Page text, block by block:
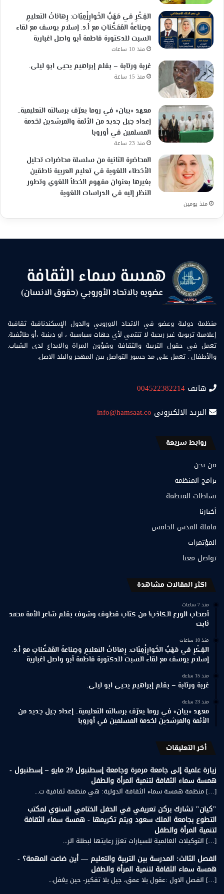
الفِكْرِ في مَهَبِّ الخَوارِزْمِيّات: رِهاناتُ التعليمِ
وصِناعةُ المُمَكِّناتِ مع أ.د. إسلام يوسف مع لقاء
السبت للدكتورة فاطمة أبو واصل اغبارية
منذ 10 ساعات
غربة ورتابة – بقلم إبراهيم يحيى ابو ليلى.
منذ 15 ساعة
معهد «بيان» في روما يعرّف برسالته التعليمية..
إعداد جيل جديد من الأئمة والمرشدين لخدمة
المسلمين في أوروبا
منذ 23 ساعة
المحاضرة الثانية من سلسلة محاضرات تحليل
الأخطاء اللغوية في تعليم العربية ناطقين
بغيرها بعنوان مفهوم الخطأ اللغوي وتطور
النظر إليه في الدراسات اللغوية
منذ يومين
منظمة دولية وعضو في الاتحاد الاوروبي والدول الإسكندنافية ثقافية
إعلامية تربوية غير ربحية لا تنتمي لأي جهات سياسية ، او دينية ،أو طائفية.
تعمل في حقول التربية والثقافة وشؤون المراة والابداع لدى الشباب.
والأطفال . تعمل على مد جسور التواصل بين المهجر والبلد الاصل.
هاتف 004522382214
البريد الالكتروني info@hamsaat.co
روابط سريعة
من نحن
برامج المنظمة
نشاطات المنظمة
أخبارنا
قافلة القدس الخامس
المؤتمرات
تواصل معنا
اكثر المقالات مشاهدة
منذ 7 ساعات
أصحاب الورع الكاذب! من كتاب قطوف وشوف بقلم شاعر الأمة محمد
ثابت
منذ 10 ساعات
الفِكْرِ في مَهَبِّ الخَوارِزْمِيّات: رِهاناتُ التعليمِ وصِناعةُ المُمَكِّناتِ مع أ.د.
إسلام يوسف مع لقاء السبت للدكتورة فاطمة أبو واصل اغبارية
منذ 15 ساعة
غربة ورتابة – بقلم إبراهيم يحيى ابو ليلى.
منذ 23 ساعة
معهد «بيان» في روما يعرّف برسالته التعليمية.. إعداد جيل جديد من
الأئمة والمرشدين لخدمة المسلمين في أوروبا
أخر التعليقات
زيارة علمية إلى جامعة مرمرة وجامعة إسطنبول 29 مايو – إسطنبول -
همسة سماء الثقافة لتنمية المرأة والطفل
[…] منظمة همسة سماء الثقافة الدولية: هي منظمة ثقافية ت...
"كيان" تشارك بركن تعريفي في الحفل الختامي السنوي لمكتب
التطوع بجامعة الملك سعود ويتم تكريمها - همسة سماء الثقافة
لتنمية المرأة والطفل
[…] التوكيلات العالمية للسيارات تعزز رعايتها لبطلة الر...
الفصل الثالث: المدرسة بين التربية والتعليم — أين ضاعت المهمة؟ -
همسة سماء الثقافة لتنمية المرأة والطفل
[…] الفصل الاول :عقول بلا عمق، جيل بلا تفكير- حين يغفل...